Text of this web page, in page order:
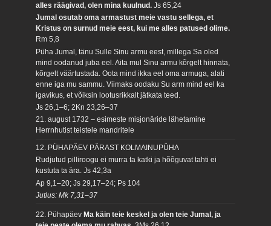
alles räägivad, olen mina kuulnud.Js 65,24
Jumal osutab oma armastust meie vastu sellega, et
Kristus on surnud meie eest, kui me alles patused olime.
Rm 5,8
Püha Jumal, tänu Sulle Sinu armu eest, millega Sa oled
mind oodanud juba eel. Aita mul Sinu armu kõrgelt hinnata,
kõrgelt väärtustada. Oota mind ikka eel oma armuga, alati
enne iga mu sammu. Viimaks oodaku Su arm mind eel ka
igavikus, et võiksin lootusrikkalt jätkata teed.
Js 26,1–6; 2Kn 23,26–37
21. august 1732 – esimeste misjonäride lähetamine
Herrnhutist teistele mandritele
12. PÜHAPÄEV PÄRAST KOLMAINUPÜHA
Rudjutud pilliroogu ei murra ta katki ja hõõguvat tahti ei
kustuta ta ära.Js 42,3a
Ap 9,1–20; Js 29,17–24; Ps 104
Jutlus: Mk 7,31–37
22. Pühapäev Ma käin teie keskel ja olen teie Jumal, ja